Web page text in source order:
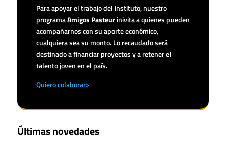
Para apoyar el trabajo del instituto, nuestro
programaAmigos Pasteur inivita a quienes pueden
acompañarnos con su aporte económico,
cualquiera sea su monto. Lo recaudado será
destinado a financiar proyectos y a retener el
talento joven en el país.
Quiero colaborar>
Últimas novedades